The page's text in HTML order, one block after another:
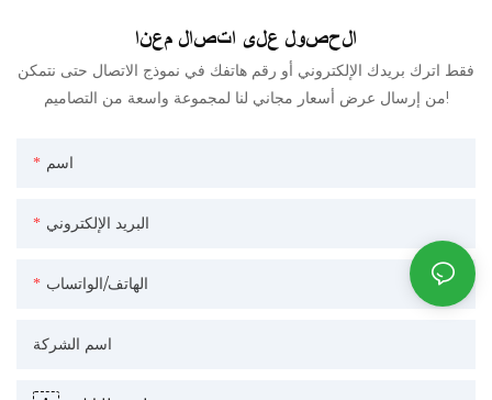
الحصول على اتصال معنا
فقط اترك بريدك الإلكتروني أو رقم هاتفك في نموذج الاتصال حتى نتمكن
من إرسال عرض أسعار مجاني لنا لمجموعة واسعة من التصاميم!
اسم
البريد الإلكتروني
الهاتف/الواتساب
اسم الشركة